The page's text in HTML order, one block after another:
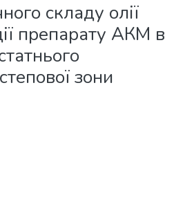
складу олії
препарату АКМ в
зони